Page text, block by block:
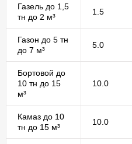
Газель до 1,5
тн до 2 м³
1.5
Газон до 5 тн
до 7 м³
5.0
Бортовой до
10 тн до 15
м³
10.0
Камаз до 10
тн до 15 м³
10.0